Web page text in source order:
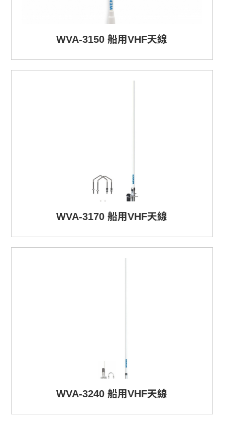
WVA-3150 船用VHF天線
WVA-3170 船用VHF天線
WVA-3240 船用VHF天線